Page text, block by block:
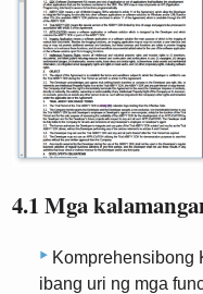
4.1 Mga
Komprehensibong
ibang uri ng mga